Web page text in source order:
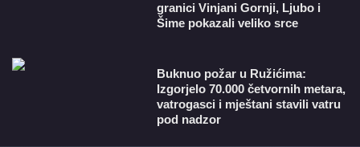
granici Vinjani Gornji, Ljubo i
Šime pokazali veliko srce
Buknuo požar u Ružićima:
Izgorjelo 70.000 četvornih metara,
vatrogasci i mještani stavili vatru
pod nadzor